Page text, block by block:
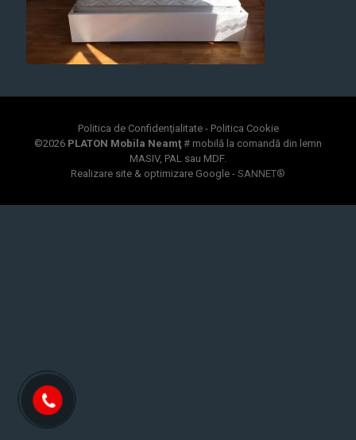
Politica de Confidenţialitate- Politica Cookie
©2026 PLATON Mobila Neamţ # mobilă la comandă din lemn
MASIV, PAL sau MDF.
Realizare site & optimizare Google - SANNET®